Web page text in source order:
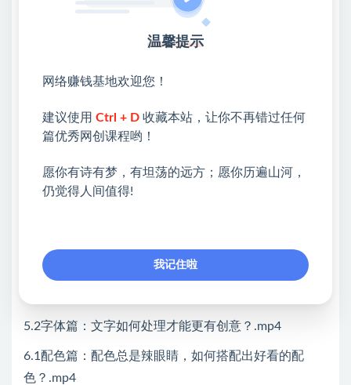
3.2素材篇：高质量的图片，怎么搜、哪里搜？.mp4
3.3素材篇：可编辑的图标，如何找、如何用？.mp4
4.1处理篇：图片有底色，如何快速去除？.mp4
4.2处理篇：图片不合适还不能换，如何处理更美
观？.mp4
5.1字体篇：职场人必会的字体搭配、下载与安
5.2字体篇：文字如何处理才能更有创意？.mp4
6.1配色篇：配色总是辣眼睛，如何搭配出好看的配
色？.mp4
温馨提示
网络赚钱基地欢迎您！
建议使用 Ctrl + D 收藏本站，让你不再错过任何
篇优秀网创课程哟！
愿你有诗有梦，有坦荡的远方；愿你历遍山河，
仍觉得人间值得!
我记住啦